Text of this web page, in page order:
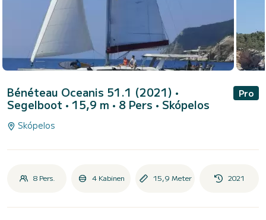
Bénéteau Oceanis 51.1 (2021) •
Segelboot • 15,9 m • 8 Pers • Skópelos
Pro
Skópelos
8 Pers. 4 Kabinen 15,9 Meter 2021